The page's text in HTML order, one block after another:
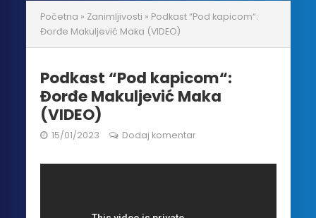
Početna » Zanimljivosti » Podkast “Pod kapicom“:
Đorđe Makuljević Maka (VIDEO)
Podkast “Pod kapicom“:
Đorđe Makuljević Maka
(VIDEO)
15/01/2023 Dodaj komentar